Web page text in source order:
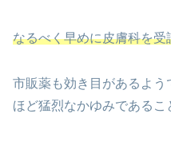
なるべく早めに皮膚科を受
市販薬も効き目があるよ
ほど猛烈なかゆみであるこ